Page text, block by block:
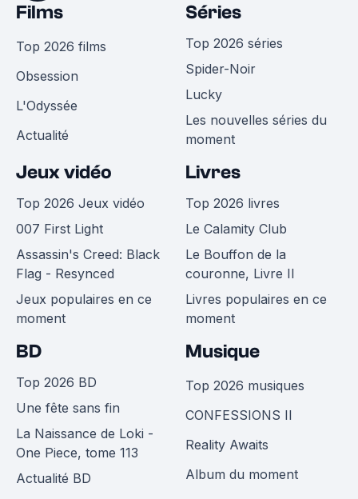
Films
Top 2026 films
Obsession
L'Odyssée
Actualité
Séries
Top 2026 séries
Spider-Noir
Lucky
Les nouvelles séries du
moment
Jeux vidéo
Top 2026 Jeux vidéo
007 First Light
Assassin's Creed: Black
Flag - Resynced
Jeux populaires en ce
moment
Livres
Top 2026 livres
Le Calamity Club
Le Bouffon de la
couronne, Livre II
Livres populaires en ce
moment
BD
Top 2026 BD
Une fête sans fin
La Naissance de Loki -
One Piece, tome 113
Actualité BD
Musique
Top 2026 musiques
CONFESSIONS II
Reality Awaits
Album du moment